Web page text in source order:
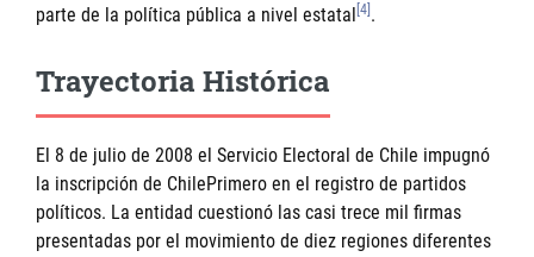
parte de la política pública a nivel estatal [4] .
Trayectoria Histórica
El 8 de julio de 2008 el Servicio Electoral de Chile impugnó
la inscripción de ChilePrimero en el registro de partidos
políticos. La entidad cuestionó las casi trece mil firmas
presentadas por el movimiento de diez regiones diferentes